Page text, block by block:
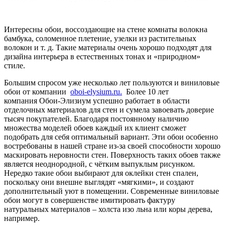
Интересны обои, воссоздающие на стене комнаты волокна
бамбука, соломенное плетение, узелки из растительных
волокон и т. д. Такие материалы очень хорошо подходят для
дизайна интерьера в естественных тонах и «природном»
стиле.
Большим спросом уже несколько лет пользуются и виниловые
обои от компании oboi-elysium.ru. Более 10 лет
компания Обои-Элизиум успешно работает в области
отделочных материалов для стен и сумела завоевать доверие
тысяч покупателей. Благодаря постоянному наличию
множества моделей обоев каждый их клиент сможет
подобрать для себя оптимальный вариант. Эти обои особенно
востребованы в нашей стране из-за своей способности хорошо
маскировать неровности стен. Поверхность таких обоев также
является неоднородной, с чётким выпуклым рисунком.
Нередко такие обои выбирают для оклейки стен спален,
поскольку они внешне выглядят «мягкими», и создают
дополнительный уют в помещении. Современные виниловые
обои могут в совершенстве имитировать фактуру
натуральных материалов – холста изо льна или коры дерева,
например.